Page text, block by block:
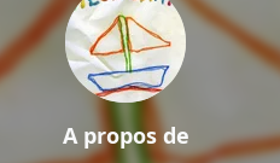
A propos de